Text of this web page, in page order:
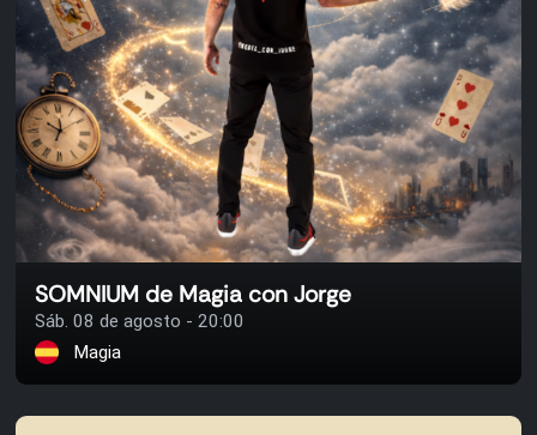
SOMNIUM de Magia con Jorge
Sáb. 08 de agosto - 20:00
Magia